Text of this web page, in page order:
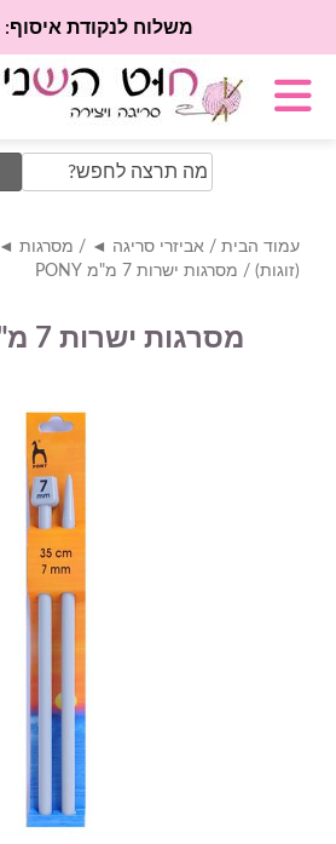
משלוח לנקודת איסוף: 25 ש"ח
Search
for:
עמוד הבית / אביזרי סריגה ◄ / מסרגות ◄
(זוגות) / מסרגות ישרות 7 מ"מ PONY
מסרגות ישרות 7 מ"מ PONY